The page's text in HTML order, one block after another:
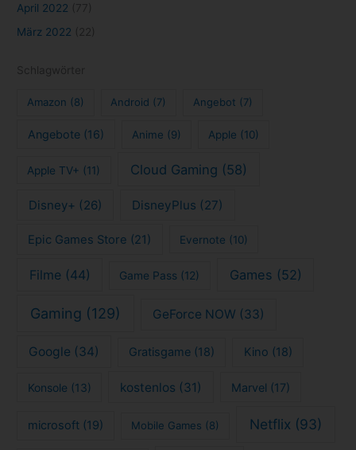
April 2022
März 2022
Amazon (8) Android (7) Angebot (7)
Angebote(16) Anime (9) Apple (10)
Apple TV+ (11) Cloud Gaming (58)
Disney+ (26) DisneyPlus (27)
Epic Games Store (21) Evernote (10)
Filme(44) Game Pass (12) Games (52)
Gaming (129) GeForce NOW (33)
Google (34) Gratisgame (18) Kino (18)
Konsole (13) kostenlos (31) Marvel (17)
microsoft (19) Mobile Games (8) Netflix (93)